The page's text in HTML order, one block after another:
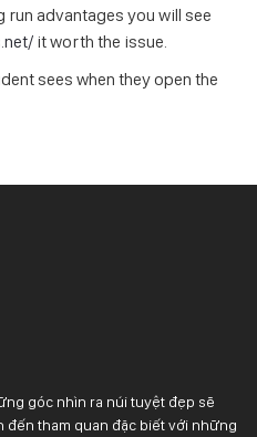
advantages you will see
it worth the issue.
sees when they open the
góc nhìn ra núi tuyệt đẹp sẽ
đến tham quan đặc biết với những